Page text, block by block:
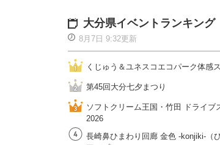
大分県イベントランキング
8月7日 9:32更新
くじゅう＆ユネスコエコパーク体感
第45回大分七夕まつり
ソフトクリーム王国・竹田 ドライブ
2026
長崎鼻ひまわり回廊 金色 -konjiki-（